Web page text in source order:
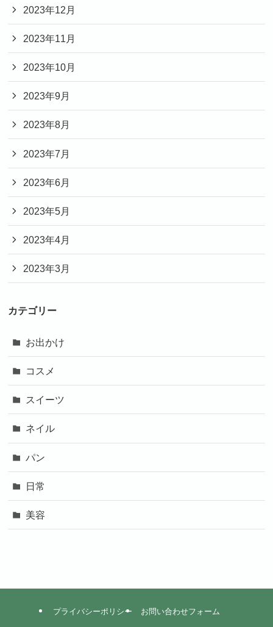
2023年12月
2023年11月
2023年10月
2023年9月
2023年8月
2023年7月
2023年6月
2023年5月
2023年4月
2023年3月
カテゴリー
お出かけ
コスメ
スイーツ
ネイル
パン
日常
美容
プライバシーポリシー お問い合わせフォーム